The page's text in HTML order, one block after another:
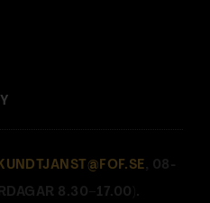
KUNDTJANST@FOF.SE , 08-
8.30–17.00).